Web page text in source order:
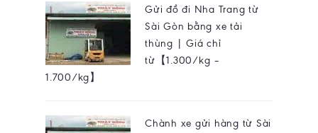
Gửi đồ đi Nha Trang từ
Sài Gòn bằng xe tải
thùng | Giá chỉ
từ【1.300/kg –
1.700/kg】
Chành xe gửi hàng từ Sài